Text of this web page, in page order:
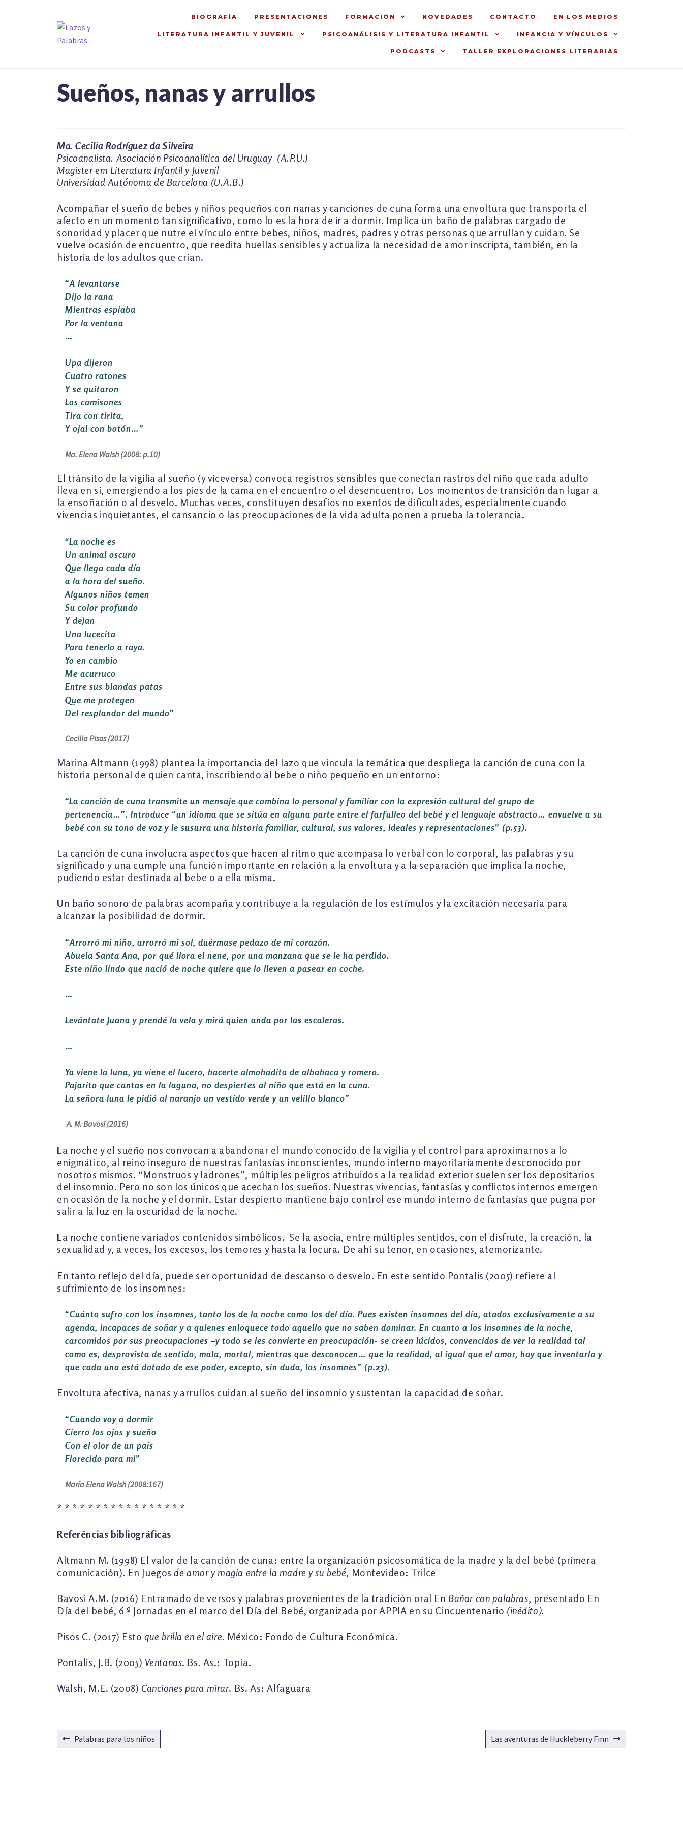
Ir
navegación
Ir
BIOGRAFÍA PRESENTACIONES FORMACIÓN NOVEDADES CONTACTO EN LOS MEDIOS
LITERATURA INFANTIL Y JUVENIL PSICOANÁLISIS Y LITERATURA INFANTIL INFANCIA Y VÍNCULOS
PODCASTS TALLER EXPLORACIONES LITERARIAS
Sueños, nanas y arrullos
Ma. Cecilia Rodríguez da Silveira
Psicoanalista. Asociación Psicoanalítica del Uruguay (A.P.U.)
Magister em Literatura Infantil y Juvenil
Universidad Autónoma de Barcelona (U.A.B.)
Acompañar el sueño de bebes y niños pequeños con nanas y canciones de cuna forma una envoltura que transporta el
afecto en un momento tan significativo, como lo es la hora de ir a dormir. Implica un baño de palabras cargado de
sonoridad y placer que nutre el vínculo entre bebes, niños, madres, padres y otras personas que arrullan y cuidan. Se
vuelve ocasión de encuentro, que reedita huellas sensibles y actualiza la necesidad de amor inscripta, también, en la
historia de los adultos que crían.
“A levantarse
Dijo la rana
Mientras espiaba
Por la ventana
…
Upa dijeron
Cuatro ratones
Y se quitaron
Los camisones
Tira con tirita,
Y ojal con botón…”
Ma. Elena Walsh (2008: p.10)
El tránsito de la vigilia al sueño (y viceversa) convoca registros sensibles que conectan rastros del niño que cada adulto
lleva en sí, emergiendo a los pies de la cama en el encuentro o el desencuentro. Los momentos de transición dan lugar a
la ensoñación o al desvelo. Muchas veces, constituyen desafíos no exentos de dificultades, especialmente cuando
vivencias inquietantes, el cansancio o las preocupaciones de la vida adulta ponen a prueba la tolerancia.
“La noche es
Un animal oscuro
Que llega cada día
a la hora del sueño.
Algunos niños temen
Su color profundo
Y dejan
Una lucecita
Para tenerlo a raya.
Yo en cambio
Me acurruco
Entre sus blandas patas
Que me protegen
Del resplandor del mundo”
Cecilia Pisos (2017)
Marina Altmann (1998) plantea la importancia del lazo que vincula la temática que despliega la canción de cuna con la
historia personal de quien canta, inscribiendo al bebe o niño pequeño en un entorno:
“La canción de cuna transmite un mensaje que combina lo personal y familiar con la expresión cultural del grupo de
pertenencia…”. Introduce “un idioma que se sitúa en alguna parte entre el farfulleo del bebé y el lenguaje abstracto… envuelve a su
bebé con su tono de voz y le susurra una historia familiar, cultural, sus valores, ideales y representaciones” (p.53).
La canción de cuna involucra aspectos que hacen al ritmo que acompasa lo verbal con lo corporal, las palabras y su
significado y una cumple una función importante en relación a la envoltura y a la separación que implica la noche,
pudiendo estar destinada al bebe o a ella misma.
Un baño sonoro de palabras acompaña y contribuye a la regulación de los estímulos y la excitación necesaria para
alcanzar la posibilidad de dormir.
“Arrorró mi niño, arrorró mi sol, duérmase pedazo de mi corazón.
Abuela Santa Ana, por qué llora el nene, por una manzana que se le ha perdido.
Este niño lindo que nació de noche quiere que lo lleven a pasear en coche.
…
Levántate Juana y prendé la vela y mirá quien anda por las escaleras.
…
Ya viene la luna, ya viene el lucero, hacerte almohadita de albahaca y romero.
Pajarito que cantas en la laguna, no despiertes al niño que está en la cuna.
La señora luna le pidió al naranjo un vestido verde y un velillo blanco”
A. M. Bavosi (2016)
La noche y el sueño nos convocan a abandonar el mundo conocido de la vigilia y el control para aproximarnos a lo
enigmático, al reino inseguro de nuestras fantasías inconscientes, mundo interno mayoritariamente desconocido por
nosotros mismos. “Monstruos y ladrones”, múltiples peligros atribuidos a la realidad exterior suelen ser los depositarios
del insomnio. Pero no son los únicos que acechan los sueños. Nuestras vivencias, fantasías y conflictos internos emergen
en ocasión de la noche y el dormir. Estar despierto mantiene bajo control ese mundo interno de fantasías que pugna por
salir a la luz en la oscuridad de la noche.
La noche contiene variados contenidos simbólicos. Se la asocia, entre múltiples sentidos, con el disfrute, la creación, la
sexualidad y, a veces, los excesos, los temores y hasta la locura. De ahí su tenor, en ocasiones, atemorizante.
En tanto reflejo del día, puede ser oportunidad de descanso o desvelo. En este sentido Pontalis (2005) refiere al
sufrimiento de los insomnes:
“Cuánto sufro con los insomnes, tanto los de la noche como los del día. Pues existen insomnes del día, atados exclusivamente a su
agenda, incapaces de soñar y a quienes enloquece todo aquello que no saben dominar. En cuanto a los insomnes de la noche,
carcomidos por sus preocupaciones –y todo se les convierte en preocupación- se creen lúcidos, convencidos de ver la realidad tal
como es, desprovista de sentido, mala, mortal, mientras que desconocen… que la realidad, al igual que el amor, hay que inventarla y
que cada uno está dotado de ese poder, excepto, sin duda, los insomnes” (p.23).
Envoltura afectiva, nanas y arrullos cuidan al sueño del insomnio y sustentan la capacidad de soñar.
“Cuando voy a dormir
Cierro los ojos y sueño
Con el olor de un país
Florecido para mi”
María Elena Walsh (2008:167)
* * * * * * * * * * * * * * * * *
Referências bibliográficas
Altmann M. (1998) El valor de la canción de cuna: entre la organización psicosomática de la madre y la del bebé (primera
comunicación). En Juegos de amor y magia entre la madre y su bebé, Montevideo: Trilce
Bavosi A.M. (2016) Entramado de versos y palabras provenientes de la tradición oral En Bañar con palabras, presentado En
Día del bebé, 6 º Jornadas en el marco del Día del Bebé, organizada por APPIA en su Cincuentenario (inédito).
Pisos C. (2017) Esto que brilla en el aire. México: Fondo de Cultura Económica.
Pontalis, J.B. (2005) Ventanas. Bs. As.: Topía.
Walsh, M.E. (2008) Canciones para mirar. Bs. As: Alfaguara
NAVEGACIÓN
Anterior:
Palabras para los niños Siguiente:
Las aventuras de Huckleberry Finn